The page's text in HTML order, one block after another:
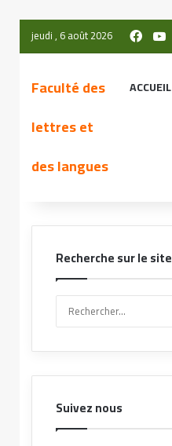
jeudi , 6 août 2026
Faculté des
lettres et
des langues
ACCUEIL
Recherche sur le site
Suivez nous